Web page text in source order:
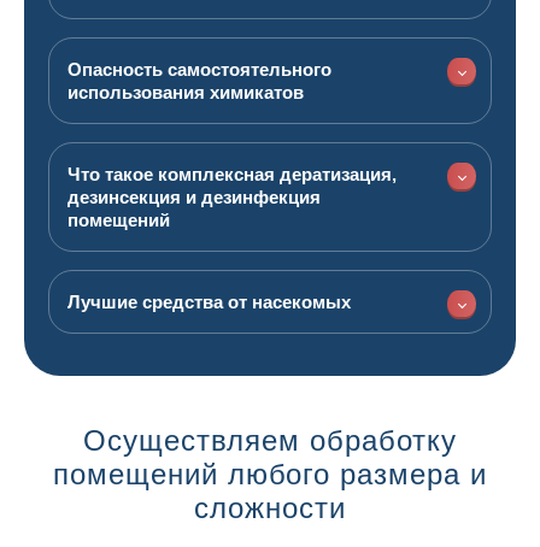
Опасность самостоятельного
использования химикатов
Что такое комплексная дератизация,
дезинсекция и дезинфекция
помещений
Лучшие средства от насекомых
Осуществляем обработку
помещений любого размера и
сложности